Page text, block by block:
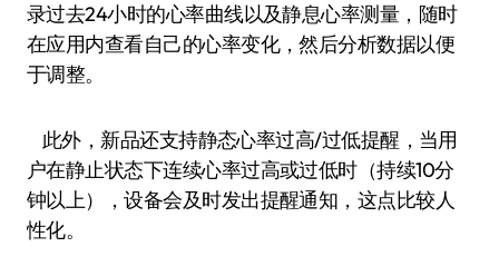
录过去24小时的心率曲线以及静息心率测量，随时
在应用内查看自己的心率变化，然后分析数据以便
于调整。
此外，新品还支持静态心率过高/过低提醒，当用
户在静止状态下连续心率过高或过低时（持续10分
钟以上），设备会及时发出提醒通知，这点比较人
性化。